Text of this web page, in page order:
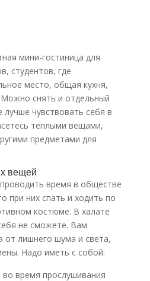
мини-гостиница для
студентов, где
место, общая кухня,
снять и отдельный
чувствовать себя в
теплыми вещами,
предметами для
вещей
время в обществе
при них спать и ходить по
костюме. В халате
не сможете. Вам
от лишнего шума и света,
Надо иметь с собой:
время прослушивания